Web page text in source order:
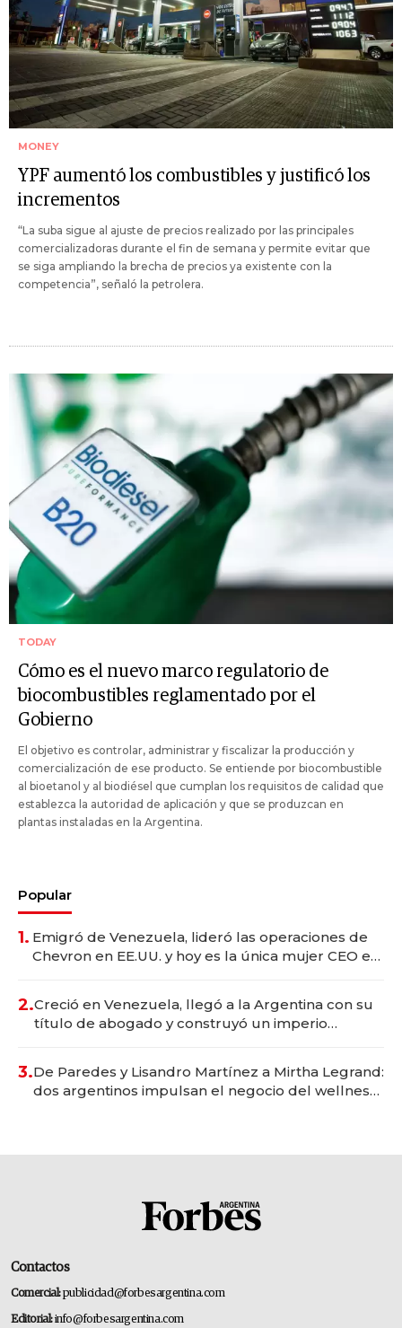
MONEY
YPF aumentó los combustibles y justificó los
incrementos
“La suba sigue al ajuste de precios realizado por las principales
comercializadoras durante el fin de semana y permite evitar que
se siga ampliando la brecha de precios ya existente con la
competencia”, señaló la petrolera.
TODAY
Cómo es el nuevo marco regulatorio de
biocombustibles reglamentado por el
Gobierno
El objetivo es controlar, administrar y fiscalizar la producción y
comercialización de ese producto. Se entiende por biocombustible
al bioetanol y al biodiésel que cumplan los requisitos de calidad que
establezca la autoridad de aplicación y que se produzcan en
plantas instaladas en la Argentina.
Popular
1. Emigró de Venezuela, lideró las operaciones de
Chevron en EE.UU. y hoy es la única mujer CEO en
2.Creció en Venezuela, llegó a la Argentina con su
título de abogado y construyó un imperio
3.De Paredes y Lisandro Martínez a Mirtha Legrand:
dos argentinos impulsan el negocio del wellness
Contactos
Comercial:publicidad@forbesargentina.com
Editorial:info@forbesargentina.com